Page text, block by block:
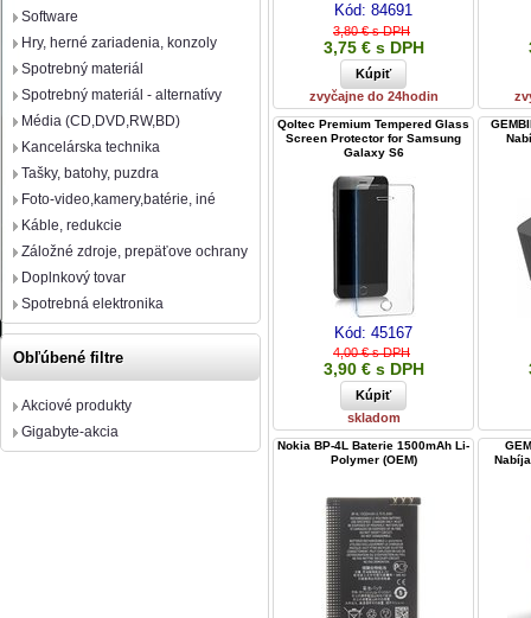
Software
Hry, herné zariadenia, konzoly
Spotrebný materiál
Spotrebný materiál - alternatívy
Média (CD,DVD,RW,BD)
Kancelárska technika
Tašky, batohy, puzdra
Foto-video,kamery,batérie, iné
Káble, redukcie
Záložné zdroje, prepäťove ochrany
Doplnkový tovar
Spotrebná elektronika
Obľúbené filtre
Akciové produkty
Gigabyte-akcia
Kód: 84691
3,80 € s DPH
3,75 € s DPH
zvyčajne do 24hodin
Qoltec Premium Tempered Glass
Screen Protector for Samsung
Galaxy S6
Kód: 45167
4,00 € s DPH
3,90 € s DPH
skladom
Nokia BP-4L Baterie 1500mAh Li-
Polymer (OEM)